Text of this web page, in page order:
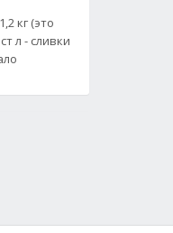
кг (это
л - сливки